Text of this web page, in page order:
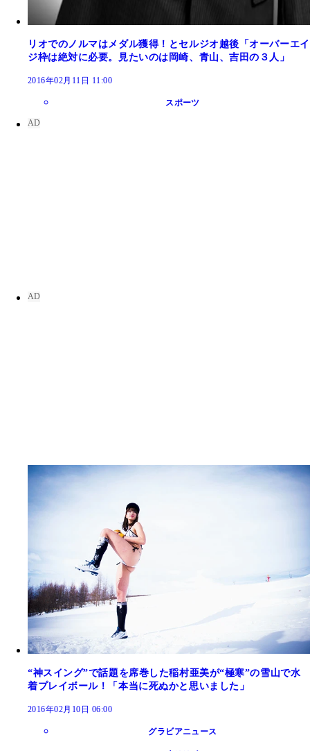
リオでのノルマはメダル獲得！とセルジオ越後「オーバーエイ
ジ枠は絶対に必要。見たいのは岡崎、青山、吉田の３人」
2016年02月11日 11:00
スポーツ
“神スイング”で話題を席巻した稲村亜美が“極寒”の雪山で水
着プレイボール！「本当に死ぬかと思いました」
2016年02月10日 06:00
グラビアニュース